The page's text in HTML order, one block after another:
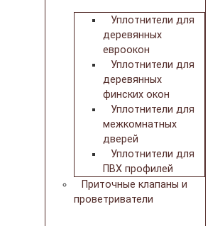
Уплотнители для
деревянных
евроокон
Уплотнители для
деревянных
финских окон
Уплотнители для
межкомнатных
дверей
Уплотнители для
ПВХ профилей
Приточные клапаны и
проветриватели